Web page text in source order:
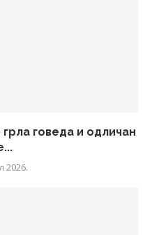
говеда и одличан
2026.